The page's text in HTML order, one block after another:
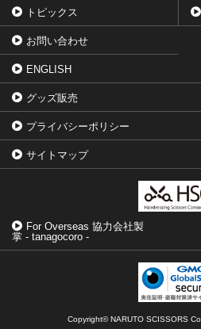
トピックス
お問い合わせ
ENGLISH
グッズ販売
プライバシーポリシー
サイトマップ
For Overseas 協力会社製
掌 - tanagocoro -
Copyright© NARUTO SCISSORS